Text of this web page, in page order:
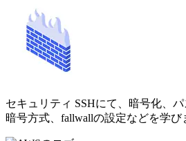
セキュリティ SSHにて、暗号化、
暗号方式、fallwallの設定などを学び